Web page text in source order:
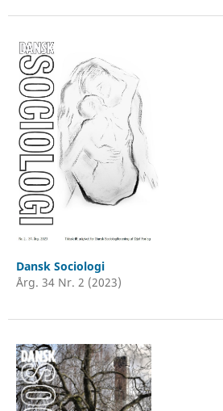
Dansk Sociologi
Årg. 34 Nr. 2 (2023)